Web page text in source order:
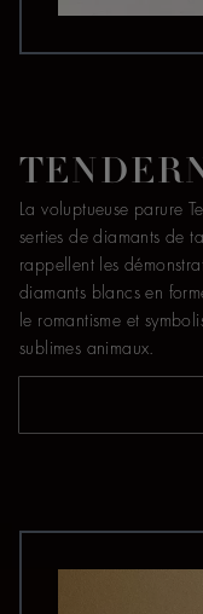
La voluptueuse parure
serties de diamants de
rappellent les
diamants blancs en
le romantisme et
sublimes animaux.